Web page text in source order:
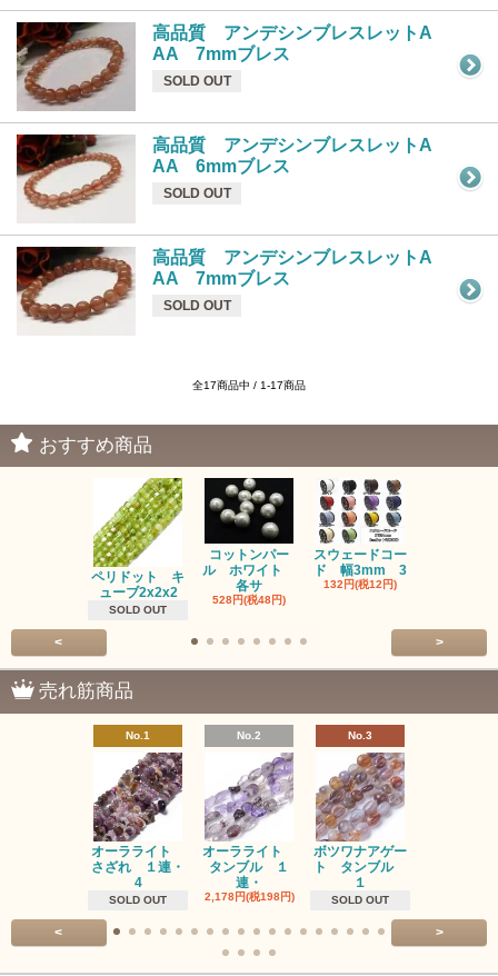
高品質 アンデシンブレスレットA
AA 7mmブレス
SOLD OUT
高品質 アンデシンブレスレットA
AA 6mmブレス
SOLD OUT
高品質 アンデシンブレスレットA
AA 7mmブレス
SOLD OUT
全17商品中 / 1-17商品
おすすめ商品
ペリドット キ
ューブ2x2x2
SOLD OUT
コットンパー
ル ホワイト
各サ
528円(税48円)
スウェードコー
ド 幅3mm 3
132円(税12円)
< >
売れ筋商品
No.1
オーラライト
さざれ １連・
4
SOLD OUT
No.2
オーラライト
タンブル １
連・
2,178円(税198円)
No.3
ボツワナアゲー
ト タンブル
１
SOLD OUT
< >